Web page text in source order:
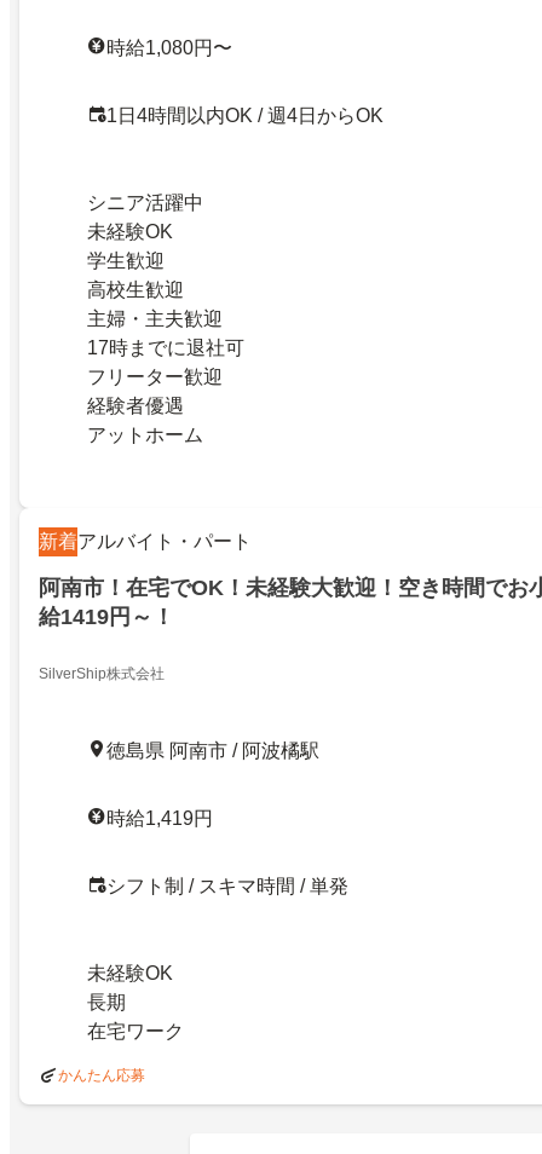
時給1,080円〜
1日4時間以内OK / 週4日からOK
シニア活躍中
未経験OK
学生歓迎
高校生歓迎
主婦・主夫歓迎
17時までに退社可
フリーター歓迎
経験者優遇
アットホーム
新着アルバイト・パート
阿南市！在宅でOK！未経験大歓迎！空き時間でお
給1419円～！
SilverShip株式会社
徳島県 阿南市 / 阿波橘駅
時給1,419円
シフト制 / スキマ時間 / 単発
未経験OK
長期
在宅ワーク
かんたん応募